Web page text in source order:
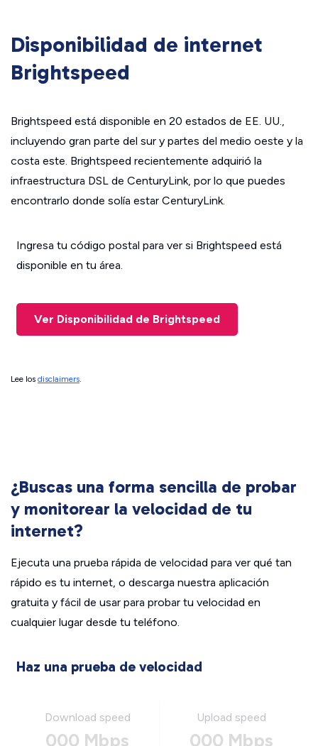
Disponibilidad de internet
Brightspeed
Brightspeed está disponible en 20 estados de EE. UU.,
incluyendo gran parte del sur y partes del medio oeste y la
costa este. Brightspeed recientemente adquirió la
infraestructura DSL de CenturyLink, por lo que puedes
encontrarlo donde solía estar CenturyLink.
Ingresa tu código postal para ver si Brightspeed está
disponible en tu área.
Ver Disponibilidad de Brightspeed
Lee los disclaimers.
¿Buscas una forma sencilla de probar
y monitorear la velocidad de tu
internet?
Ejecuta una prueba rápida de velocidad para ver qué tan
rápido es tu internet, o descarga nuestra aplicación
gratuita y fácil de usar para probar tu velocidad en
cualquier lugar desde tu teléfono.
Haz una prueba de velocidad
Download speed
000 Mbps
Upload speed
000 Mbps